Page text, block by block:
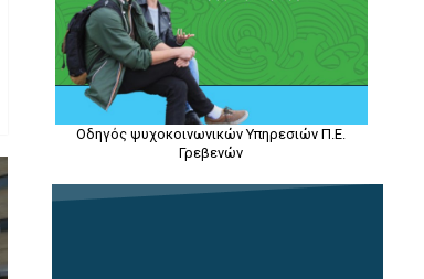
Οδηγός ψυχοκοινωνικών Υπηρεσιών Π.Ε.
Γρεβενών